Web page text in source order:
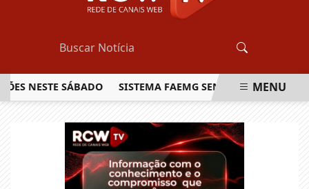
SÁBADO SISTEMA FAEMG SENAR LANÇA OMENU